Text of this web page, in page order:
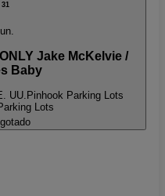
31
lun.
Jake McKelvie /
Baby
UU. Pinhook Parking Lots
Lots